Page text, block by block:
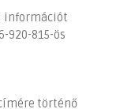
információt
920-815-ös
történő